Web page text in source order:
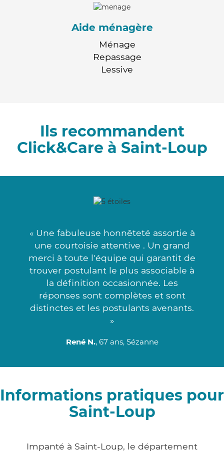
Aide ménagère
Ménage
Repassage
Lessive
Ils recommandent
Click&Care à Saint-Loup
« Une fabuleuse honnêteté assortie à
une courtoisie attentive . Un grand
merci à toute l'équipe qui garantit de
trouver postulant le plus associable à
la définition occasionnée. Les
réponses sont complètes et sont
distinctes et les postulants avenants.
»
René N., 67 ans, Sézanne
Informations pratiques pour
Saint-Loup
Impanté à Saint-Loup, le département